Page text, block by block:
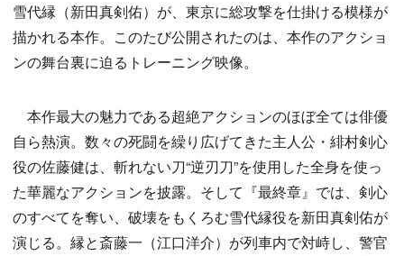
雪代縁（新田真剣佑）が、東京に総攻撃を仕掛ける模様が
描かれる本作。このたび公開されたのは、本作のアクショ
ンの舞台裏に迫るトレーニング映像。
本作最大の魅力である超絶アクションのほぼ全ては俳優
自ら熱演。数々の死闘を繰り広げてきた主人公・緋村剣心
役の佐藤健は、斬れない刀“逆刃刀”を使用した全身を使っ
た華麗なアクションを披露。そして『最終章』では、剣心
のすべてを奪い、破壊をもくろむ雪代縁役を新田真剣佑が
演じる。縁と斎藤一（江口洋介）が列車内で対峙し、警官